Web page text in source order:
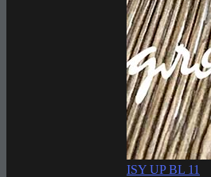
ISY UP BL 11